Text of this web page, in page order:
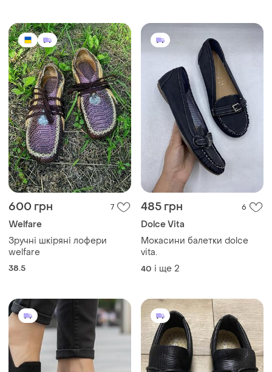
600 грн 7
Welfare
Зручні шкіряні лофери
welfare
38.5
485 грн 6
Dolce Vita
Мокасини балетки dolce
vita.
40 і ще 2